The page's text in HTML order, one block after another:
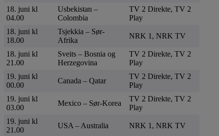
18. juni kl
04.00
Usbekistan –
Colombia
TV 2 Direkte, TV 2
Play
18. juni kl
18.00
Tsjekkia – Sør-
Afrika
NRK 1, NRK TV
18. juni kl
21.00
Sveits – Bosnia og
Herzegovina
TV 2 Direkte, TV 2
Play
19. juni kl
00.00
Canada – Qatar
TV 2 Direkte, TV 2
Play
19. juni kl
03.00
Mexico – Sør-Korea
TV 2 Direkte, TV 2
Play
19. juni kl
21.00
USA – Australia NRK 1, NRK TV